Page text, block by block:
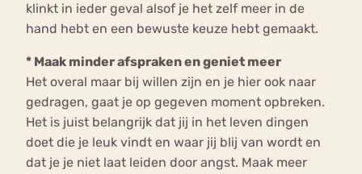
klinkt in ieder geval alsof je het zelf meer in de
hand hebt en een bewuste keuze hebt gemaakt.
* Maak minder afspraken en geniet meer
Het overal maar bij willen zijn en je hier ook naar
gedragen, gaat je op gegeven moment opbreken.
Het is juist belangrijk dat jij in het leven dingen
doet die je leuk vindt en waar jij blij van wordt en
dat je je niet laat leiden door angst. Maak meer